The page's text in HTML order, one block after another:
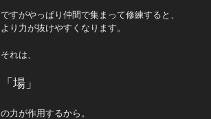
ですがやっぱり仲間で集まって修練すると、
より力が抜けやすくなります。
それは、
「場」
の力が作用するから。